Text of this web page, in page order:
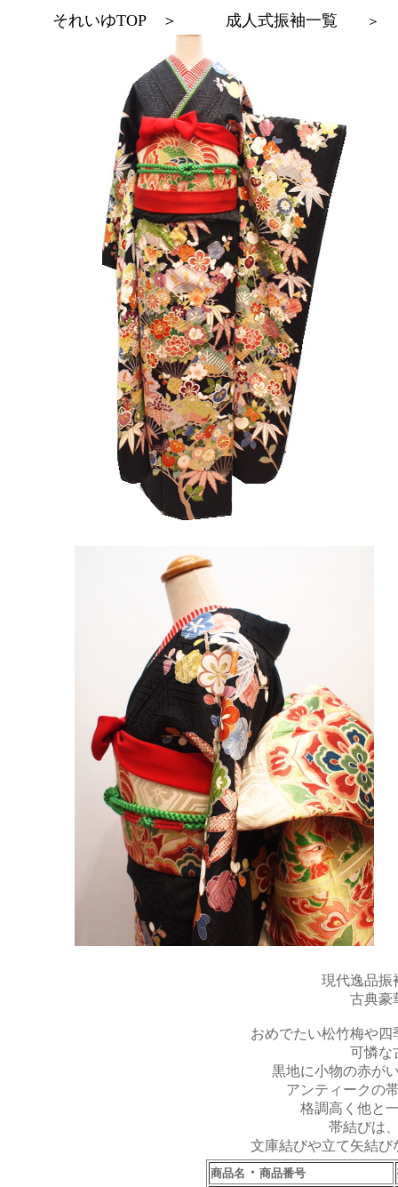
それいゆTOP ＞ 成人式振袖一覧 ＞
現代逸品振
古典豪
おめでたい松竹梅や
可憐な
黒地に小物の赤が
アンティークの
格調高く他と
帯結びは
文庫結びや立て矢結
商品名 ・ 商品番号